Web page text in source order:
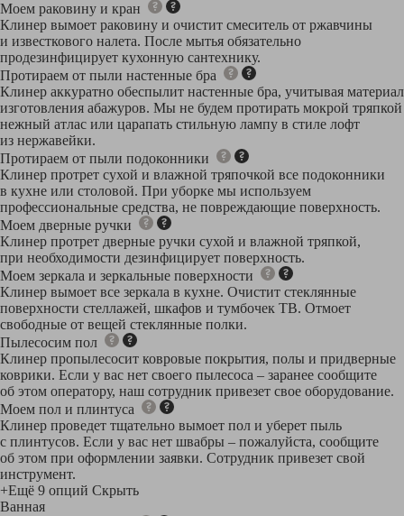
Моем раковину и кран
Клинер вымоет раковину и очистит смеситель от ржавчины
и известкового налета. После мытья обязательно
продезинфицирует кухонную сантехнику.
Протираем от пыли настенные бра
Клинер аккуратно обеспылит настенные бра, учитывая материал
изготовления абажуров. Мы не будем протирать мокрой тряпкой
нежный атлас или царапать стильную лампу в стиле лофт
из нержавейки.
Протираем от пыли подоконники
Клинер протрет сухой и влажной тряпочкой все подоконники
в кухне или столовой. При уборке мы используем
профессиональные средства, не повреждающие поверхность.
Моем дверные ручки
Клинер протрет дверные ручки сухой и влажной тряпкой,
при необходимости дезинфицирует поверхность.
Моем зеркала и зеркальные поверхности
Клинер вымоет все зеркала в кухне. Очистит стеклянные
поверхности стеллажей, шкафов и тумбочек ТВ. Отмоет
свободные от вещей стеклянные полки.
Пылесосим пол
Клинер пропылесосит ковровые покрытия, полы и придверные
коврики. Если у вас нет своего пылесоса – заранее сообщите
об этом оператору, наш сотрудник привезет свое оборудование.
Моем пол и плинтуса
Клинер проведет тщательно вымоет пол и уберет пыль
с плинтусов. Если у вас нет швабры – пожалуйста, сообщите
об этом при оформлении заявки. Сотрудник привезет свой
инструмент.
+Ещё 9 опций Скрыть
Ванная